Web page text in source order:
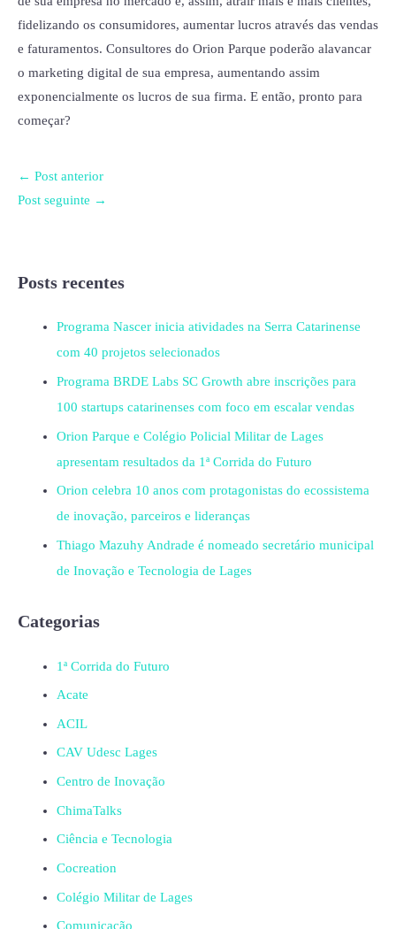
fidelizando os consumidores, aumentar lucros através das vendas
e faturamentos. Consultores do Orion Parque poderão alavancar
o marketing digital de sua empresa, aumentando assim
exponencialmente os lucros de sua firma. E então, pronto para
começar?
← Post anterior
Post seguinte →
Posts recentes
Programa Nascer inicia atividades na Serra Catarinense
com 40 projetos selecionados
Programa BRDE Labs SC Growth abre inscrições para
100 startups catarinenses com foco em escalar vendas
Orion Parque e Colégio Policial Militar de Lages
apresentam resultados da 1ª Corrida do Futuro
Orion celebra 10 anos com protagonistas do ecossistema
de inovação, parceiros e lideranças
Thiago Mazuhy Andrade é nomeado secretário municipal
de Inovação e Tecnologia de Lages
Categorias
1ª Corrida do Futuro
Acate
ACIL
CAV Udesc Lages
Centro de Inovação
ChimaTalks
Ciência e Tecnologia
Cocreation
Colégio Militar de Lages
Comunicação